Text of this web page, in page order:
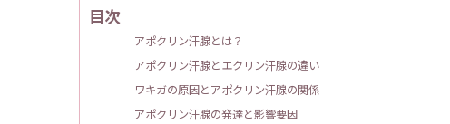
目次
アポクリン汗腺とは？
アポクリン汗腺とエクリン汗腺の違い
ワキガの原因とアポクリン汗腺の関係
アポクリン汗腺の発達と影響要因